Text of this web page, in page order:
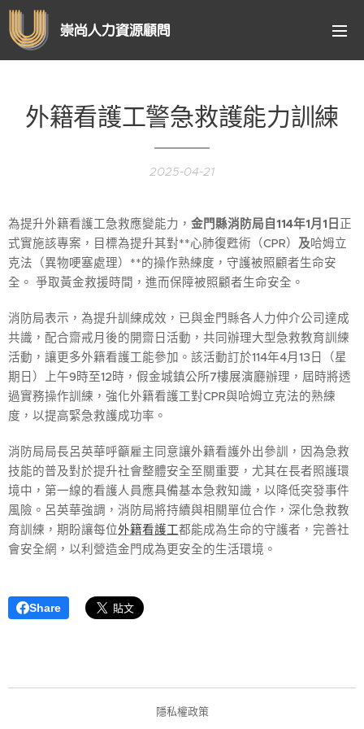
崇尚人力資源顧問
外籍看護工警急救護能力訓練
2025-04-21
為提升外籍看護工急救應變能力， 金門縣消防局自114年1月1日 正
式實施該專案，目標為提升其對**心肺復甦術（CPR） 及哈姆立
克法（異物哽塞處理）**的操作熟練度，守護被照顧者生命安
全。 爭取黃金救援時間，進而保障被照顧者生命安全。
消防局表示，為提升訓練成效，已與金門縣各人力仲介公司達成
共識，配合齋戒月後的開齋日活動，共同辦理大型急救教育訓練
活動，讓更多外籍看護工能參加。該活動訂於114年4月13日（星
期日）上午9時至12時，假金城鎮公所7樓展演廳辦理，屆時將透
過實務操作訓練，強化外籍看護工對CPR與哈姆立克法的熟練
度，以提高緊急救護成功率。
消防局局長呂英華呼籲雇主同意讓外籍看護外出參訓，因為急救
技能的普及對於提升社會整體安全至關重要，尤其在長者照護環
境中，第一線的看護人員應具備基本急救知識，以降低突發事件
風險。呂英華強調，消防局將持續與相關單位合作，深化急救教
育訓練，期盼讓每位外籍看護工都能成為生命的守護者，完善社
會安全網，以利營造金門成為更安全的生活環境。
Share
隱私權政策